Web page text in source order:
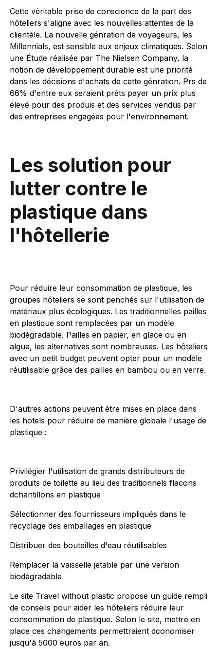
Cette véritable prise de conscience de la part des
hôteliers s'aligne avec les nouvelles attentes de la
clientèle. La nouvelle génration de voyageurs, les
Millennials, est sensible aux enjeux climatiques. Selon
une Étude réalisée par The Nielsen Company, la
notion de développement durable est une priorité
dans les décisions d'achats de cette génration. Prs de
66% d'entre eux seraient prêts payer un prix plus
élevé pour des produis et des services vendus par
des entreprises engagées pour l'environnement.
Les solution pour
lutter contre le
plastique dans
l'hôtellerie
Pour réduire leur consommation de plastique, les
groupes hôteliers se sont penchés sur l'utilisation de
matériaux plus écologiques. Les traditionnelles pailles
en plastique sont remplacées par un modèle
biodégradable. Pailles en papier, en glace ou en
algue, les alternatives sont nombreuses. Les hôteliers
avec un petit budget peuvent opter pour un modèle
réutilisable grâce des pailles en bambou ou en verre.
D'autres actions peuvent être mises en place dans
les hotels pour réduire de manière globale l'usage de
plastique :
Privilégier l'utilisation de grands distributeurs de
produits de toilette au lieu des traditionnels flacons
dchantillons en plastique
Sélectionner des fournisseurs impliqués dans le
recyclage des emballages en plastique
Distribuer des bouteilles d'eau réutilisables
Remplacer la vaisselle jetable par une version
biodégradable
Le site Travel without plastic propose un guide rempli
de conseils pour aider les hôteliers réduire leur
consommation de plastique. Selon le site, mettre en
place ces changements permettraient dconomiser
jusqu'à 5000 euros par an.